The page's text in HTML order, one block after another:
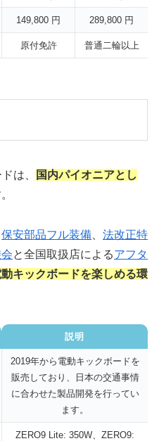
149,800 円 289,800 円
原付免許 普通二輪以上
は、
国内パイオニアとし
保安部品フル装備
法改正特
と全国取扱店によるアフタ
キックボードを楽しめる環
説明
2019年から電動キックボードを
販売しており、日本の交通事情
に合わせた製品開発を行ってい
ます。
ZERO9 Lite: 350W、ZERO9: